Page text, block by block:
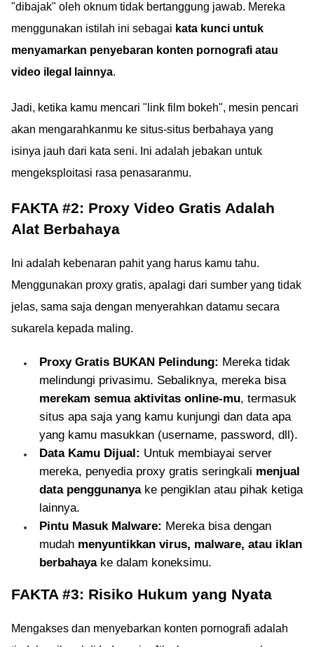
"dibajak" oleh oknum tidak bertanggung jawab. Mereka
menggunakan istilah ini sebagai kata kunci untuk
menyamarkan penyebaran konten pornografi atau
video ilegal lainnya.
Jadi, ketika kamu mencari "link film bokeh", mesin pencari
akan mengarahkanmu ke situs-situs berbahaya yang
isinya jauh dari kata seni. Ini adalah jebakan untuk
mengeksploitasi rasa penasaranmu.
FAKTA #2: Proxy Video Gratis Adalah
Alat Berbahaya
Ini adalah kebenaran pahit yang harus kamu tahu.
Menggunakan proxy gratis, apalagi dari sumber yang tidak
jelas, sama saja dengan menyerahkan datamu secara
sukarela kepada maling.
Proxy Gratis BUKAN Pelindung: Mereka tidak
melindungi privasimu. Sebaliknya, mereka bisa
merekam semua aktivitas online-mu, termasuk
situs apa saja yang kamu kunjungi dan data apa
yang kamu masukkan (username, password, dll).
Data Kamu Dijual: Untuk membiayai server
mereka, penyedia proxy gratis seringkali menjual
data penggunanyake pengiklan atau pihak ketiga
lainnya.
Pintu Masuk Malware: Mereka bisa dengan
mudah menyuntikkan virus, malware, atau iklan
berbahayake dalam koneksimu.
FAKTA #3: Risiko Hukum yang Nyata
Mengakses dan menyebarkan konten pornografi adalah